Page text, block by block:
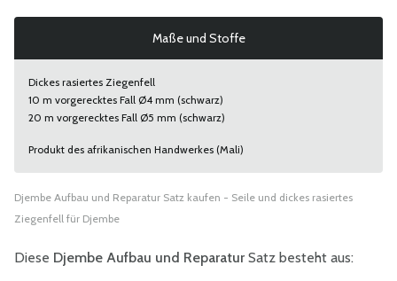
Maße und Stoffe
Dickes rasiertes Ziegenfell
10 m vorgerecktes Fall Ø4 mm (schwarz)
20 m vorgerecktes Fall Ø5 mm (schwarz)
Produkt des afrikanischen Handwerkes (Mali)
Djembe Aufbau und Reparatur Satz kaufen - Seile und dickes rasiertes
Ziegenfell für Djembe
Diese Djembe Aufbau und Reparatur Satz besteht aus: